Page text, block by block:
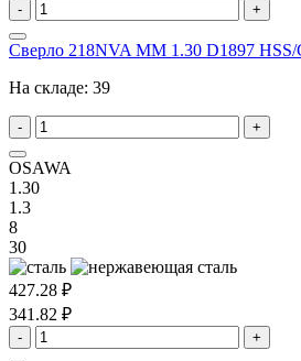
- +
Сверло 218NVA MM 1.30 D1897
На складе: 39
- +
OSAWA
1.30
1.3
8
30
427.28 ₽
341.82 ₽
- +